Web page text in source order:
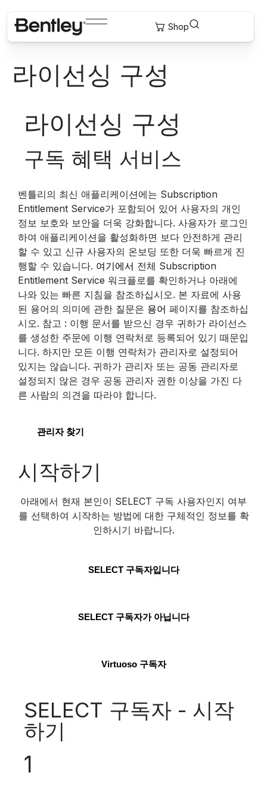
라이선싱 구성
라이선싱 구성
구독 혜택 서비스
벤틀리의 최신 애플리케이션에는 Subscription
Entitlement Service가 포함되어 있어 사용자의 개인
정보 보호와 보안을 더욱 강화합니다. 사용자가 로그인
하여 애플리케이션을 활성화하면 보다 안전하게 관리
할 수 있고 신규 사용자의 온보딩 또한 더욱 빠르게 진
행할 수 있습니다. 여기에서 전체 Subscription
Entitlement Service 워크플로를 확인하거나 아래에
나와 있는 빠른 지침을 참조하십시오. 본 자료에 사용
된 용어의 의미에 관한 질문은 용어 페이지를 참조하십
시오. 참고 : 이행 문서를 받으신 경우 귀하가 라이선스
를 생성한 주문에 이행 연락처로 등록되어 있기 때문입
니다. 하지만 모든 이행 연락처가 관리자로 설정되어
있지는 않습니다. 귀하가 관리자 또는 공동 관리자로
설정되지 않은 경우 공동 관리자 권한 이상을 가진 다
른 사람의 의견을 따라야 합니다.
관리자 찾기
시작하기
아래에서 현재 본인이 SELECT 구독 사용자인지 여부
를 선택하여 시작하는 방법에 대한 구체적인 정보를 확
인하시기 바랍니다.
SELECT 구독자입니다
SELECT 구독자가 아닙니다
Virtuoso 구독자
SELECT 구독자 - 시작
하기
1